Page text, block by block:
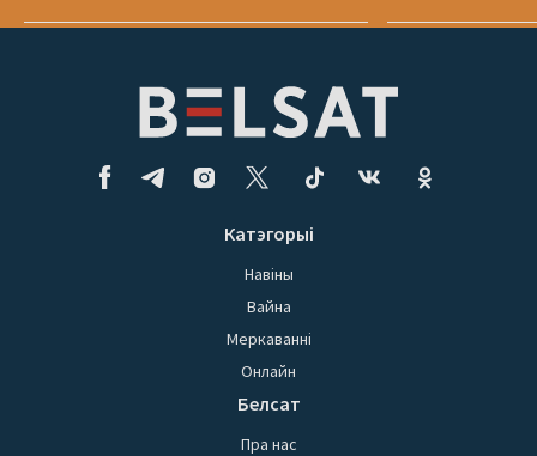
Катэгорыі
Навіны
Вайна
Меркаванні
Онлайн
Белсат
Пра нас